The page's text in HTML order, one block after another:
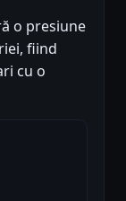
o presiune
fiind
cu o